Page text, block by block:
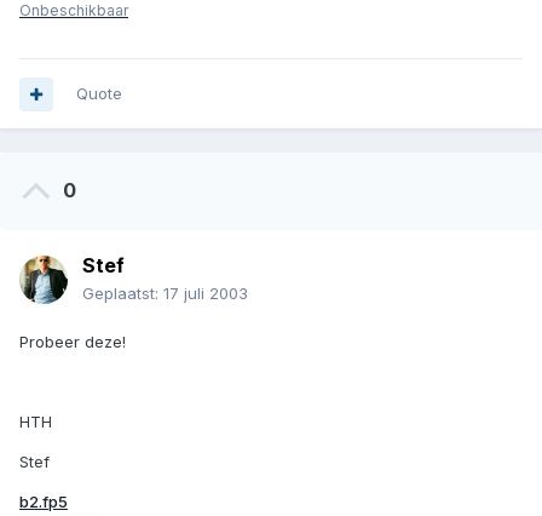
Onbeschikbaar
Quote
0
Stef
Geplaatst: 17 juli 2003
Probeer deze!
HTH
Stef
b2.fp5